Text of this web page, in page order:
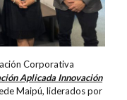
Corporativa
Aplicada Innovación
Maipú, liderados por